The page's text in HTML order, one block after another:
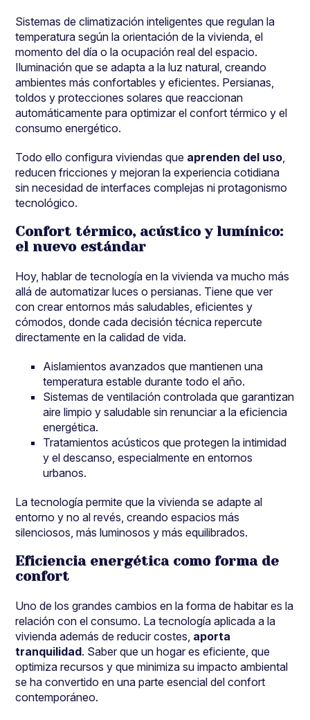
Sistemas de climatización inteligentes que regulan la
temperatura según la orientación de la vivienda, el
momento del día o la ocupación real del espacio.
Iluminación que se adapta a la luz natural, creando
ambientes más confortables y eficientes. Persianas,
toldos y protecciones solares que reaccionan
automáticamente para optimizar el confort térmico y el
consumo energético.
Todo ello configura viviendas que aprenden del uso
reducen fricciones y mejoran la experiencia cotidiana
sin necesidad de interfaces complejas ni protagonismo
tecnológico.
Confort térmico, acústico y lumínico:
el nuevo estándar
Hoy, hablar de tecnología en la vivienda va mucho más
allá de automatizar luces o persianas. Tiene que ver
con crear entornos más saludables, eficientes y
cómodos, donde cada decisión técnica repercute
directamente en la calidad de vida.
Aislamientos avanzados que mantienen una
temperatura estable durante todo el año.
Sistemas de ventilación controlada que garantizan
aire limpio y saludable sin renunciar a la eficiencia
energética.
Tratamientos acústicos que protegen la intimidad
y el descanso, especialmente en entornos
urbanos.
La tecnología permite que la vivienda se adapte al
entorno y no al revés, creando espacios más
silenciosos, más luminosos y más equilibrados.
Eficiencia energética como forma de
confort
Uno de los grandes cambios en la forma de habitar es la
relación con el consumo. La tecnología aplicada a la
vivienda además de reducir costes, aporta
tranquilidad. Saber que un hogar es eficiente, que
optimiza recursos y que minimiza su impacto ambiental
se ha convertido en una parte esencial del confort
contemporáneo.